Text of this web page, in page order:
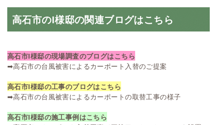
高石市のI様邸の関連ブログはこちら
高石市I様邸の現場調査のブログはこちら
➡高石市の台風被害によるカーポート入替のご提案
高石市I様邸の工事のブログはこちら
➡高石市の台風被害によるカーポートの取替工事の様子
高石市I様邸の施工事例はこちら